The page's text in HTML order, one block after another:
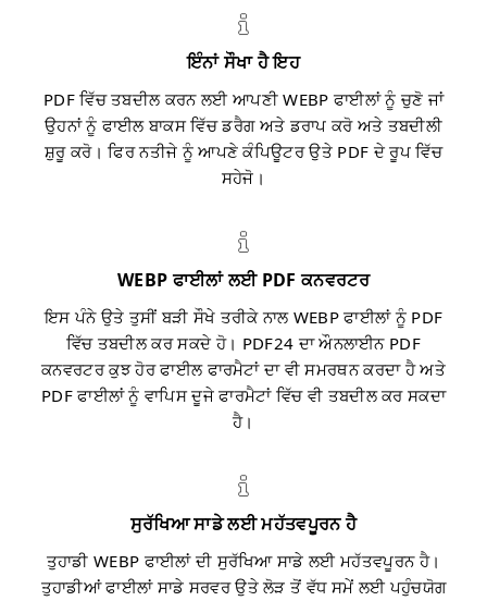
ਇੰਨਾਂ ਸੌਖਾ ਹੈ ਇਹ
PDF ਵਿੱਚ ਤਬਦੀਲ ਕਰਨ ਲਈ ਆਪਣੀ WEBP ਫਾਈਲਾਂ ਨੂੰ ਚੁਣੋ ਜਾਂ
ਉਹਨਾਂ ਨੂੰ ਫਾਈਲ ਬਾਕਸ ਵਿੱਚ ਡਰੈਗ ਅਤੇ ਡਰਾਪ ਕਰੋ ਅਤੇ ਤਬਦੀਲੀ
ਸ਼ੁਰੂ ਕਰੋ। ਫਿਰ ਨਤੀਜੇ ਨੂੰ ਆਪਣੇ ਕੰਪਿਊਟਰ ਉਤੇ PDF ਦੇ ਰੂਪ ਵਿੱਚ
ਸਹੇਜੋ।
WEBP ਫਾਈਲਾਂ ਲਈ PDF ਕਨਵਰਟਰ
ਇਸ ਪੰਨੇ ਉਤੇ ਤੁਸੀਂ ਬੜੀ ਸੌਖੇ ਤਰੀਕੇ ਨਾਲ WEBP ਫਾਈਲਾਂ ਨੂੰ PDF
ਵਿੱਚ ਤਬਦੀਲ ਕਰ ਸਕਦੇ ਹੋ। PDF24 ਦਾ ਔਨਲਾਈਨ PDF
ਕਨਵਰਟਰ ਕੁਝ ਹੋਰ ਫਾਈਲ ਫਾਰਮੈਟਾਂ ਦਾ ਵੀ ਸਮਰਥਨ ਕਰਦਾ ਹੈ ਅਤੇ
PDF ਫਾਈਲਾਂ ਨੂੰ ਵਾਪਿਸ ਦੂਜੇ ਫਾਰਮੈਟਾਂ ਵਿੱਚ ਵੀ ਤਬਦੀਲ ਕਰ ਸਕਦਾ
ਹੈ।
ਸੁਰੱਖਿਆ ਸਾਡੇ ਲਈ ਮਹੱਤਵਪੂਰਨ ਹੈ
ਤੁਹਾਡੀ WEBP ਫਾਈਲਾਂ ਦੀ ਸੁਰੱਖਿਆ ਸਾਡੇ ਲਈ ਮਹੱਤਵਪੂਰਨ ਹੈ।
ਤੁਹਾਡੀਆਂ ਫਾਈਲਾਂ ਸਾਡੇ ਸਰਵਰ ਉਤੇ ਲੋੜ ਤੋਂ ਵੱਧ ਸਮੇਂ ਲਈ ਪਹੁੰਚਯੋਗ